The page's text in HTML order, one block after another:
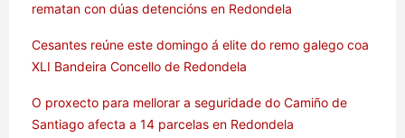
rematan con dúas detencións en Redondela
Cesantes reúne este domingo á elite do remo galego coa
XLI Bandeira Concello de Redondela
O proxecto para mellorar a seguridade do Camiño de
Santiago afecta a 14 parcelas en Redondela